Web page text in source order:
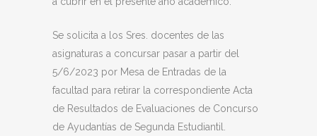
Se solicita a los Sres. docentes de las
asignaturas a concursar pasar a partir del
5/6/2023 por Mesa de Entradas de la
facultad para retirar la correspondiente Acta
de Resultados de Evaluaciones de Concurso
de Ayudantías de Segunda Estudiantil.